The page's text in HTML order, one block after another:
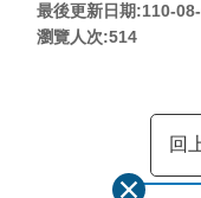
最後更新日期:110-
瀏覽人次:514
回